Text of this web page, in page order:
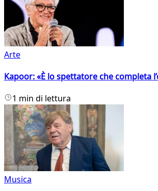
Arte
Kapoor: «È lo spettatore che completa
1 min di lettura
Musica